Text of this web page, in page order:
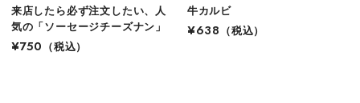
来店したら必ず注文したい、人
気の「ソーセージチーズナン」
¥750
（税込）
牛カルビ
¥638
（税込）